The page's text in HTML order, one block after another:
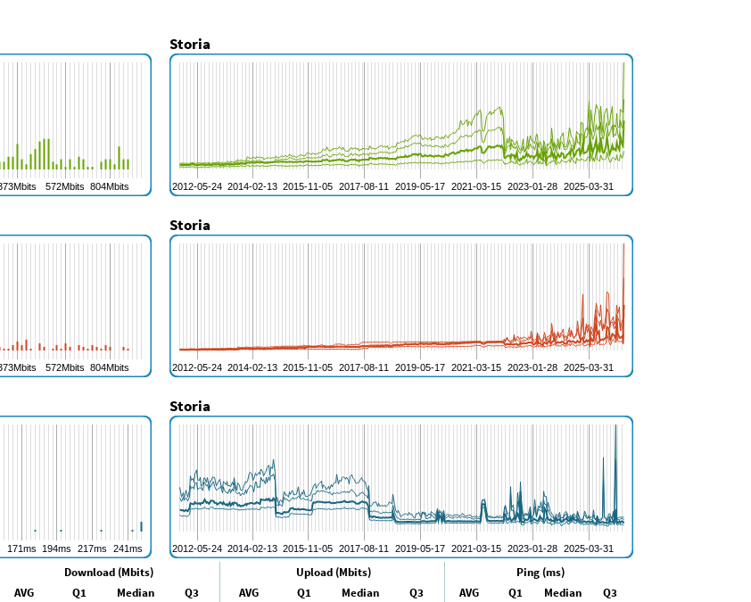
Storia
Storia
Storia
Download (Mbits) Upload (Mbits)
Ping (ms)
AVG Q1 Median Q3 AVG Q1 Median Q3 AVG Q1 Median
Q3